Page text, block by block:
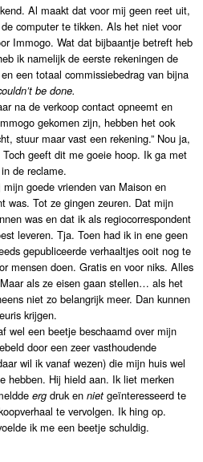
Al maakt dat voor mij geen reet uit,
computer te tikken. Als het niet voor
Immogo. Wat dat bijbaantje betreft heb
ik namelijk de eerste rekeningen de
een totaal commissiebedrag van bijna
be done.
na de verkoop contact opneemt en
gekomen zijn, hebben het ook
stuur maar vast een rekening.” Nou ja,
geeft dit me goeie hoop. Ik ga met
de reclame.
goede vrienden van Maison en
was. Tot ze gingen zeuren. Dat mijn
was en dat ik als regiocorrespondent
leveren. Tja. Toen had ik in ene geen
gepubliceerde verhaaltjes ooit nog te
mensen doen. Gratis en voor niks. Alles
als ze eisen gaan stellen… als het
niet zo belangrijk meer. Dan kunnen
krijgen.
wel een beetje beschaamd over mijn
door een zeer vasthoudende
wil ik vanaf wezen) die mijn huis wel
hebben. Hij hield aan. Ik liet merken
erg druk enniet geïnteresseerd te
te vervolgen. Ik hing op.
ik me een beetje schuldig.